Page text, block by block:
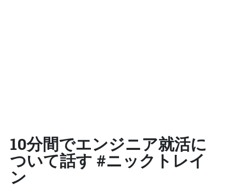
10分間でエンジニア就活に
ついて話す #ニックトレイ
ン